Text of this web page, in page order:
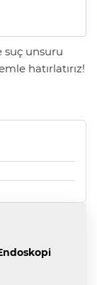
suç unsuru
hatırlatırız!